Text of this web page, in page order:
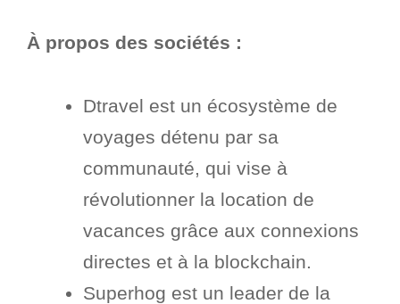
À propos des sociétés :
Dtravel est un écosystème de
voyages détenu par sa
communauté, qui vise à
révolutionner la location de
vacances grâce aux connexions
directes et à la blockchain.
Superhog est un leader de la